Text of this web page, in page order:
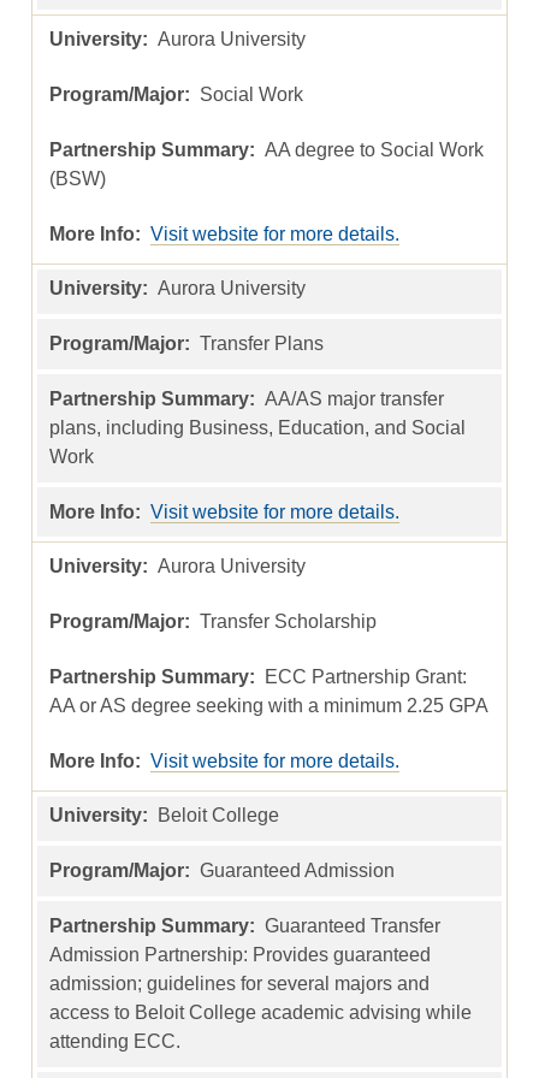
Aurora University
Social Work
AA degree to Social Work
(BSW)
Visit website for more details.
Aurora University
Transfer Plans
AA/AS major transfer
plans, including Business, Education, and Social
Work
Visit website for more details.
Aurora University
Transfer Scholarship
ECC Partnership Grant:
AA or AS degree seeking with a minimum 2.25 GPA
Visit website for more details.
Beloit College
Guaranteed Admission
Guaranteed Transfer
Admission Partnership: Provides guaranteed
admission; guidelines for several majors and
access to Beloit College academic advising while
attending ECC.